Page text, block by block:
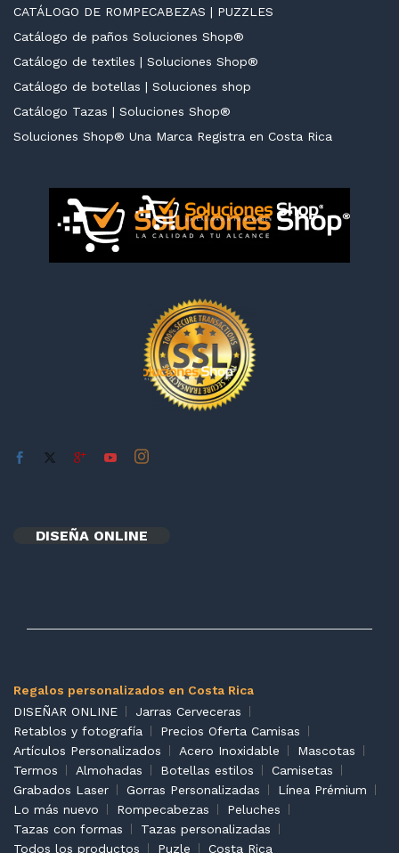
CATÁLOGO DE ROMPECABEZAS | PUZZLES
Catálogo de paños Soluciones Shop®
Catálogo de textiles | Soluciones Shop®
Catálogo de botellas | Soluciones shop
Catálogo Tazas | Soluciones Shop®
Soluciones Shop® Una Marca Registra en Costa Rica
DISEÑA ONLINE
Regalos personalizados en Costa Rica
DISEÑAR ONLINE
Jarras Cerveceras
Retablos y fotografía
Precios Oferta Camisas
Artículos Personalizados
Acero Inoxidable
Mascotas
Termos
Almohadas Botellas estilos
Camisetas
Grabados Laser
Gorras Personalizadas
Línea Prémium
Lo más nuevo
Rompecabezas
Peluches
Tazas con formas
Tazas personalizadas
Todos los productos
Puzle Costa Rica